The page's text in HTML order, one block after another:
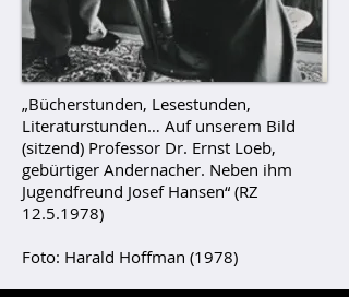
„Bücherstunden, Lesestunden,
Literaturstunden… Auf unserem Bild
(sitzend) Professor Dr. Ernst Loeb,
gebürtiger Andernacher. Neben ihm
Jugendfreund Josef Hansen“ (RZ
12.5.1978)
Foto: Harald Hoffman (1978)